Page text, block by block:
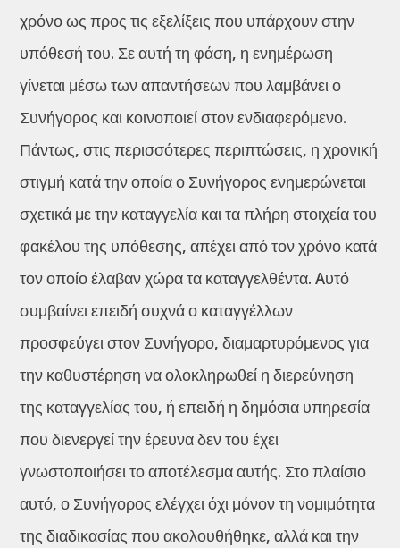
χρόνο ως προς τις εξελίξεις που υπάρχουν στην
υπόθεσή του. Σε αυτή τη φάση, η ενημέρωση
γίνεται μέσω των απαντήσεων που λαμβάνει ο
Συνήγορος και κοινοποιεί στον ενδιαφερόμενο.
Πάντως, στις περισσότερες περιπτώσεις, η χρονική
στιγμή κατά την οποία ο Συνήγορος ενημερώνεται
σχετικά με την καταγγελία και τα πλήρη στοιχεία του
φακέλου της υπόθεσης, απέχει από τον χρόνο κατά
τον οποίο έλαβαν χώρα τα καταγγελθέντα. Aυτό
συμβαίνει επειδή συχνά ο καταγγέλλων
προσφεύγει στον Συνήγορο, διαμαρτυρόμενος για
την καθυστέρηση να ολοκληρωθεί η διερεύνηση
της καταγγελίας του, ή επειδή η δημόσια υπηρεσία
που διενεργεί την έρευνα δεν του έχει
γνωστοποιήσει το αποτέλεσμα αυτής. Στο πλαίσιο
αυτό, ο Συνήγορος ελέγχει όχι μόνον τη νομιμότητα
της διαδικασίας που ακολουθήθηκε, αλλά και την